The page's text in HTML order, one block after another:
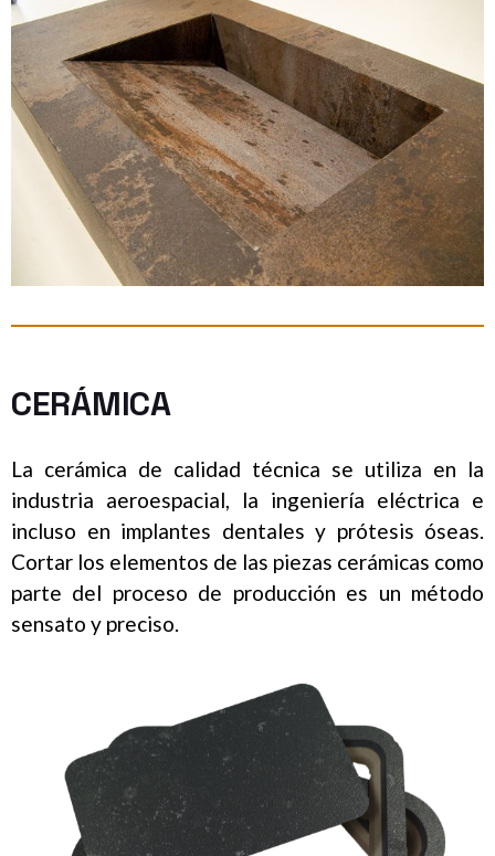
CERÁMICA
La cerámica de calidad técnica se utiliza en la
industria aeroespacial, la ingeniería eléctrica e
incluso en implantes dentales y prótesis óseas.
Cortar los elementos de las piezas cerámicas como
parte del proceso de producción es un método
sensato y preciso.